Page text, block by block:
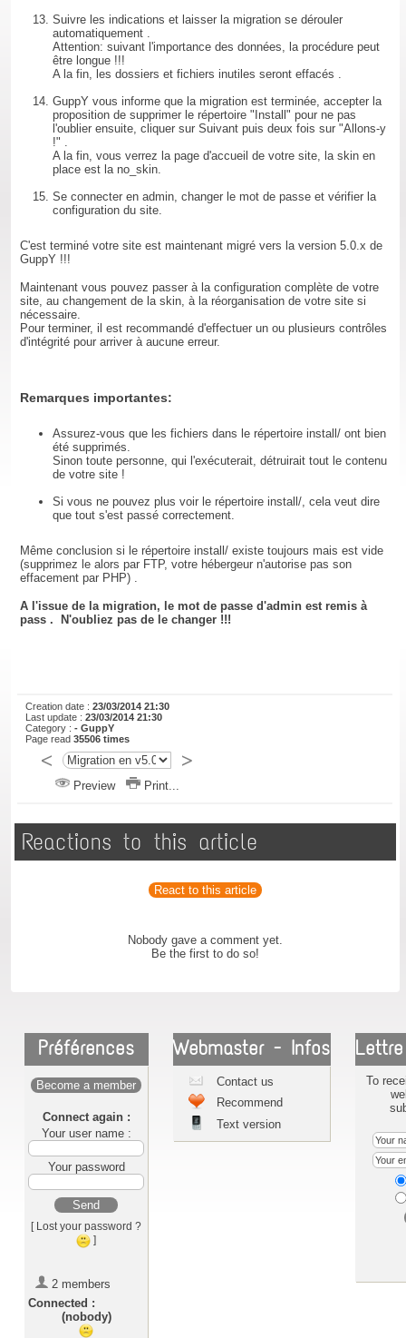
Suivre les indications et laisser la migration se dérouler
automatiquement .
Attention: suivant l'importance des données, la procédure peut
être longue !!!
A la fin, les dossiers et fichiers inutiles seront effacés .
GuppY vous informe que la migration est terminée, accepter la
proposition de supprimer le répertoire "Install" pour ne pas
l'oublier ensuite, cliquer sur Suivant puis deux fois sur "Allons-y
!" .
A la fin, vous verrez la page d'accueil de votre site, la skin en
place est la no_skin.
Se connecter en admin, changer le mot de passe et vérifier la
configuration du site.
C'est terminé votre site est maintenant migré vers la version 5.0.x de
GuppY !!!
Maintenant vous pouvez passer à la configuration complète de votre
site, au changement de la skin, à la réorganisation de votre site si
nécessaire.
Pour terminer, il est recommandé d'effectuer un ou plusieurs contrôles
d'intégrité pour arriver à aucune erreur.
Remarques importantes:
Assurez-vous que les fichiers dans le répertoire install/ ont bien
été supprimés.
Sinon toute personne, qui l'exécuterait, détruirait tout le contenu
de votre site !
Si vous ne pouvez plus voir le répertoire install/, cela veut dire
que tout s'est passé correctement.
Même conclusion si le répertoire install/ existe toujours mais est vide
(supprimez le alors par FTP, votre hébergeur n'autorise pas son
effacement par PHP) .
A l'issue de la migration, le mot de passe d'admin est remis à
pass . N'oubliez pas de le changer !!!
Creation date : 23/03/2014 21:30
Last update : 23/03/2014 21:30
Category : - GuppY
Page read 35506 times
Preview Print...
Reactions to this article
React to this article
Nobody gave a comment yet.
Be the first to do so!
Préférences
Become a member
Connect again :
Your user name :
Your password
Send
[ Lost your password ?
]
2 members
Connected :
(nobody)
Webmaster - Infos
Contact us
Recommend
Text version
To